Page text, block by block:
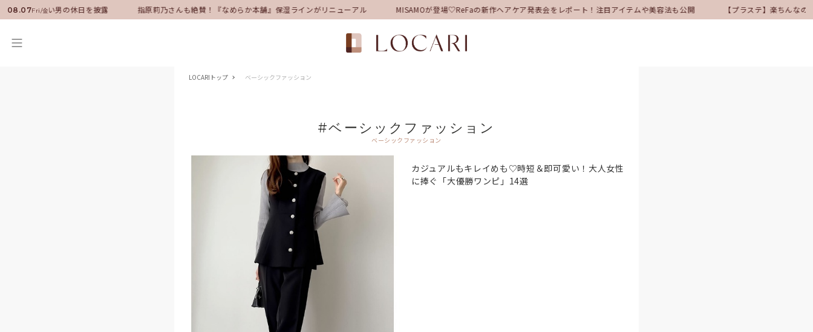
08.07Fri/金
任！いい男の休日を披露 指原莉乃さんも絶賛！『なめらか本舗』保湿ラインがリニューアル MISAMOが登場♡ReFaの新作ヘアケア発表会をレポート！注目アイテムや美容法も公開 【プラステ】楽ちんなのに
LOCARIトップ ベーシックファッション
#ベーシックファッション
ベーシックファッション
カジュアルもキレイめも♡時短＆即可愛い！大人女性
に捧ぐ「大優勝ワンピ」14選